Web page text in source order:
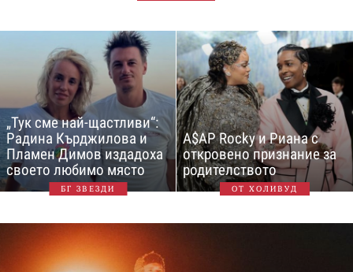
„Тук сме най-щастливи“:
Радина Кърджилова и
Пламен Димов издадоха
своето любимо място
БГ ЗВЕЗДИ
A$AP Rocky и Риана с
откровено признание за
родителството
ОТ ХОЛИВУД